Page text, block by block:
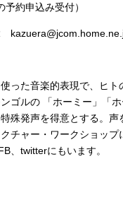
約申込み受付）
った音楽的表現で、ヒ
ゴルの 「ホーミー」「
殊発声を得意とする。
チャー・ワークショッ
、twitterにもいます。